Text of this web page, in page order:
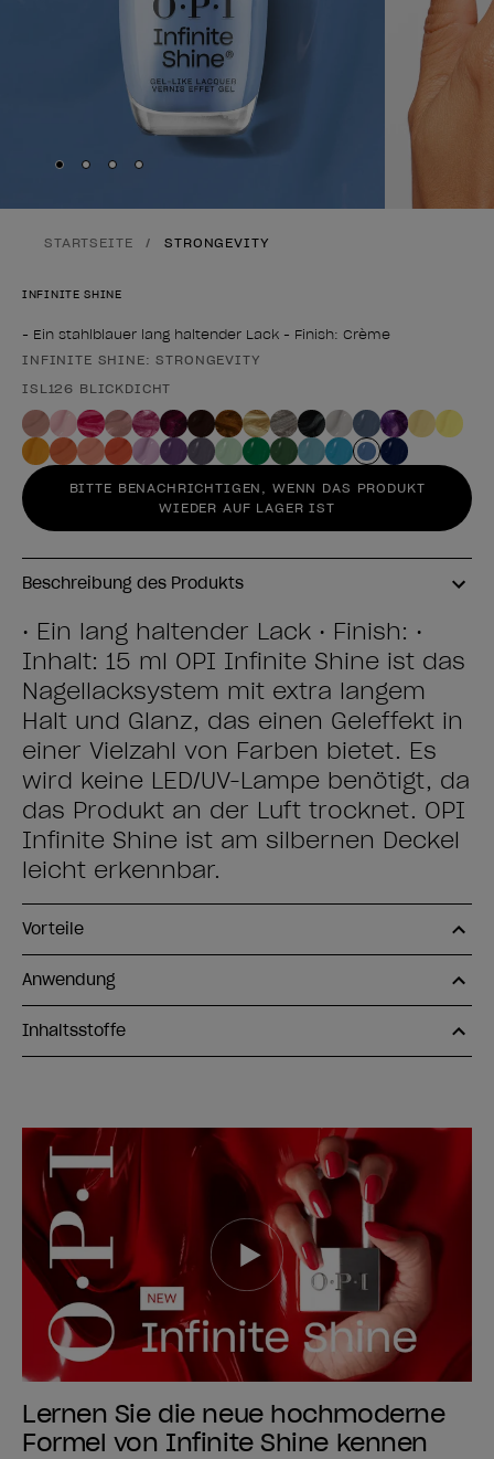
Skip to slide
Skip to slide
Skip to slide
Skip to slide
STARTSEITE STRONGEVITY
INFINITE SHINE
- Ein stahlblauer lang haltender Lack - Finish: Crème
Form des Produkts
INFINITE SHINE: STRONGEVITY
ISL126 BLICKDICHT
BITTE BENACHRICHTIGEN, WENN DAS PRODUKT
WIEDER AUF LAGER IST
Beschreibung des Produkts
• Ein lang haltender Lack • Finish: •
Inhalt: 15 ml OPI Infinite Shine ist das
Nagellacksystem mit extra langem
Halt und Glanz, das einen Geleffekt in
einer Vielzahl von Farben bietet. Es
wird keine LED/UV-Lampe benötigt, da
das Produkt an der Luft trocknet. OPI
Infinite Shine ist am silbernen Deckel
leicht erkennbar.
Vorteile
Anwendung
Inhaltsstoffe
Lernen Sie die neue hochmoderne
Formel von Infinite Shine kennen